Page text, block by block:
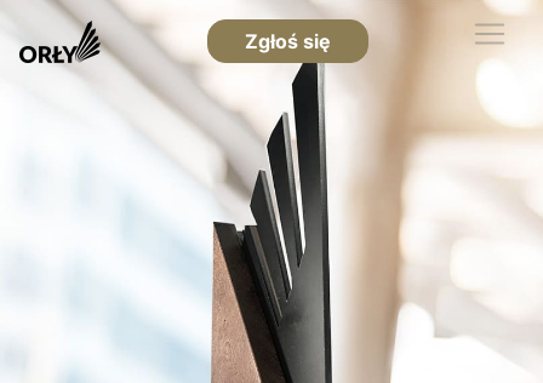
Zgłoś się